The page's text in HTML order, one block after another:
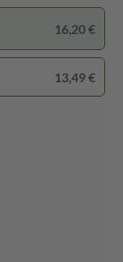
16,20 €
13,49 €